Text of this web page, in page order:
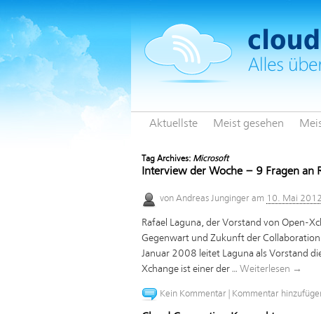
Aktuellste Meist gesehen
Tag Archives: Microsoft
Interview der Woche – 9 Fragen an
von Andreas Junginger am 10. Mai
Rafael Laguna, der Vorstand von Open-
Gegenwart und Zukunft der
Januar 2008 leitet Laguna als Vorstand
Xchange ist einer der … Weiterlesen →
Kein Kommentar Kommentar